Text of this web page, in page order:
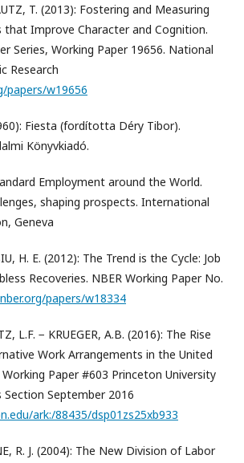
T. (2013): Fostering and Measuring
that Improve Character and Cognition.
Series, Working Paper 19656. National
Research
papers/w19656
Fiesta (fordította Déry Tibor).
Könyvkiadó.
Employment around the World.
shaping prospects. International
Geneva
H. E. (2012): The Trend is the Cycle: Job
Recoveries. NBER Working Paper No.
papers/w18334
L.F. − KRUEGER, A.B. (2016): The Rise
Work Arrangements in the United
Paper #603 Princeton University
September 2016
ark:/88435/dsp01zs25xb933
R. J. (2004): The New Division of Labor